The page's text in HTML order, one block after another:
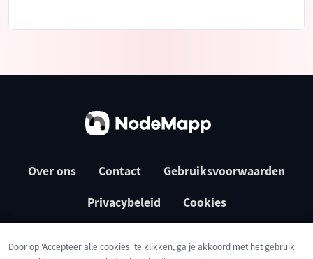
Over ons Contact Gebruiksvoorwaarden
Privacybeleid Cookies
Door op 'Accepteer alle cookies' te klikken, ga je akkoord met het gebruik